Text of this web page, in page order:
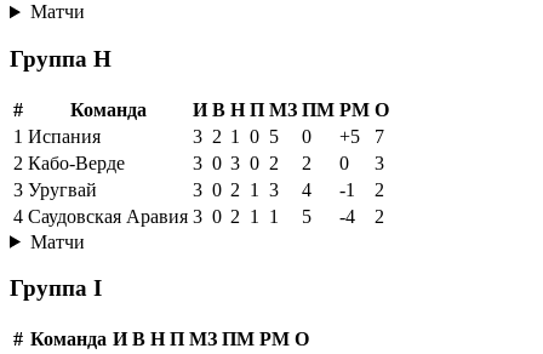
Матчи
Группа H
# Команда И В Н П МЗ ПМ РМ О
1 Испания 3 2 1 0 5 0 +5
7
2 Кабо-Верде 3 0 3 0 2 2 0
3
3 Уругвай 3 0 2 1 3 4 -1
2
4 Саудовская Аравия 3 0 2 1 1 5 -4
2
Матчи
Группа I
# Команда И В Н П МЗ ПМ РМ О